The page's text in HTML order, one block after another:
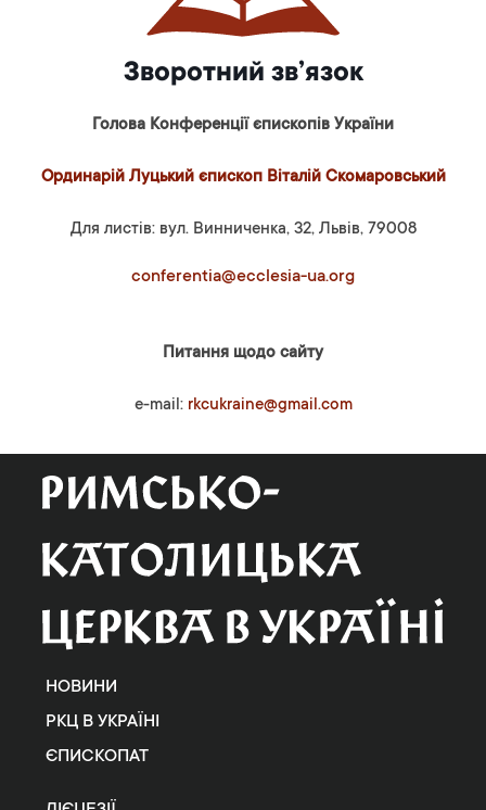
Зворотний зв’язок
Голова Конференції єпископів України
Ординарій Луцький єпископ Віталій Скомаровський
Для листів: вул. Винниченка, 32, Львів, 79008
conferentia@ecclesia-ua.org
Питання щодо сайту
e-mail: rkcukraine@gmail.com
НОВИНИ
РКЦ В УКРАЇНІ
ЄПИСКОПАТ